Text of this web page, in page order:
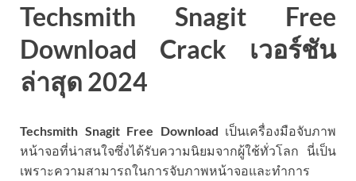
Techsmith Snagit Free
Download Crack เวอร์ชัน
ล่าสุด 2024
Techsmith Snagit Free Download เป็นเครื่องมือจับภาพ
หน้าจอที่น่าสนใจซึ่งได้รับความนิยมจากผู้ใช้ทั่วโลก นี่เป็น
เพราะความสามารถในการจับภาพหน้าจอและทำการ